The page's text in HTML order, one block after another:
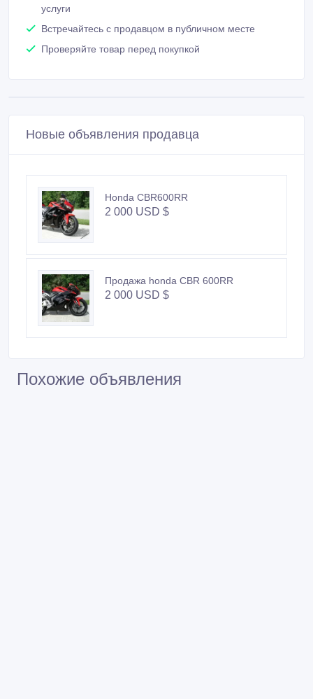
услуги
Встречайтесь с продавцом в публичном месте
Проверяйте товар перед покупкой
Новые объявления продавца
Honda CBR600RR
2 000 USD $
Продажа honda CBR 600RR
2 000 USD $
Похожие объявления